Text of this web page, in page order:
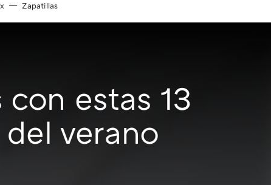
Zapatillas
con estas 13
verano